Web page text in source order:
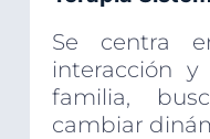
Se centra
interacción
familia,
cambiar